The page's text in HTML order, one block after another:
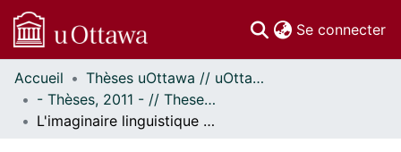
Se connecter
Communautés
et collections
Parcourir
Accueil
Thèses uOttawa // uOttawa Theses
- Thèses, 2011 - // Theses, 2011 -
L'imaginaire linguistique des jeunes francophones canadiens en contexte de mobilité universitaire : catégorisation et hiérarchisation linguistique entre Acadiens et Québécois